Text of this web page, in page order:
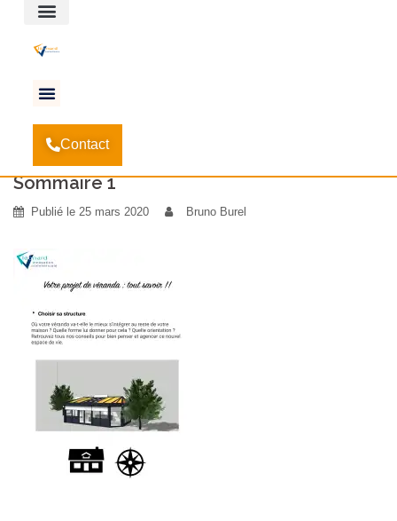
Contact
Accueil-Vous avez un projet de véranda? Voici ce
qu’il faut savoir.
Sommaire 1
Publié le 25 mars 2020 Bruno Burel